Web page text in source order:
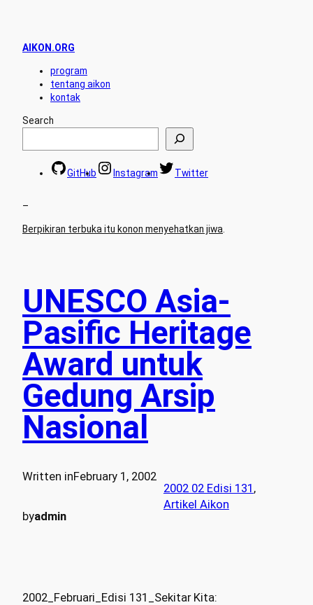
AIKON.ORG
program
tentang aikon
kontak
Search
GitHub Instagram Twitter
–
Berpikiran terbuka itu konon menyehatkan jiwa
UNESCO Asia-
Pasific Heritage
Award untuk
Gedung Arsip
Nasional
Written inFebruary 1, 2002
byadmin
2002 02 Edisi 131 ,
Artikel Aikon
2002_Februari_Edisi 131_Sekitar Kita: